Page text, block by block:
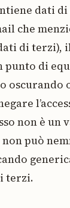
dati
che
di terzi),
punto di
non è un
può
terzi.